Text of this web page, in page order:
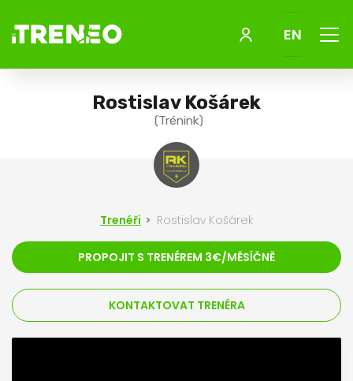
EN Menu
Rostislav Košárek
(Trénink)
Trenéři Rostislav Košárek
PROPOJIT S TRENÉREM 3€/MĚSÍČNĚ
KONTAKTOVAT TRENÉRA